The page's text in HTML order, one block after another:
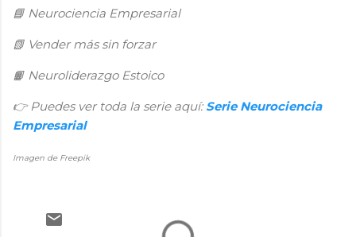
📘 Neurociencia Empresarial
📗 Vender más sin forzar
📙 Neuroliderazgo Estoico
👉Puedes ver toda la serie aquí: Serie Neurociencia
Empresarial
Imagen de Freepik